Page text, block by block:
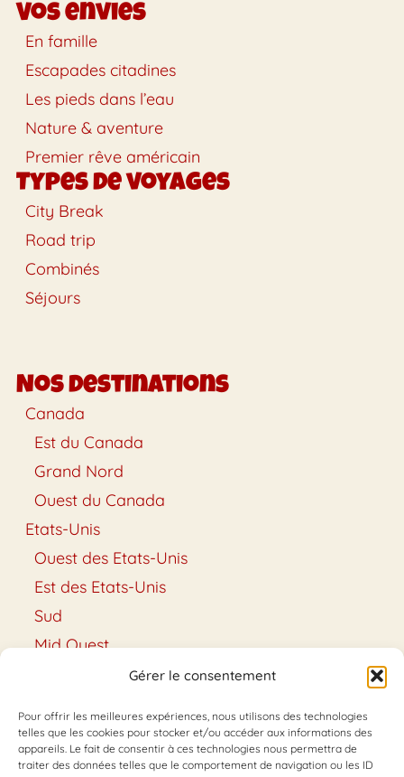
Gérer le consentement
Pour offrir les meilleures expériences, nous utilisons des technologies
telles que les cookies pour stocker et/ou accéder aux informations des
appareils. Le fait de consentir à ces technologies nous permettra de
traiter des données telles que le comportement de navigation ou les ID
Vos envies
En famille
Escapades citadines
Les pieds dans l’eau
Nature & aventure
Premier rêve américain
Types de voyages
City Break
Road trip
Combinés
Séjours
Nos destinations
Canada
Est du Canada
Grand Nord
Ouest du Canada
Etats-Unis
Ouest des Etats-Unis
Est des Etats-Unis
Sud
Mid Ouest
Conseils & Astuces
Conseils